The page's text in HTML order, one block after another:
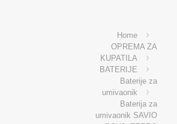
Home
OPREMA ZA
KUPATILA
BATERIJE
Baterije za
umivaonik
Baterija za
umivaonik SAVIO